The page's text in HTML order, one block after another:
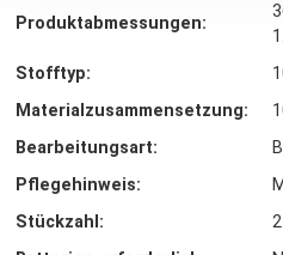
Produktabmessungen
Stofftyp
Materialzusammensetzung
Bearbeitungsart
Pflegehinweis
Stückzahl
‎2